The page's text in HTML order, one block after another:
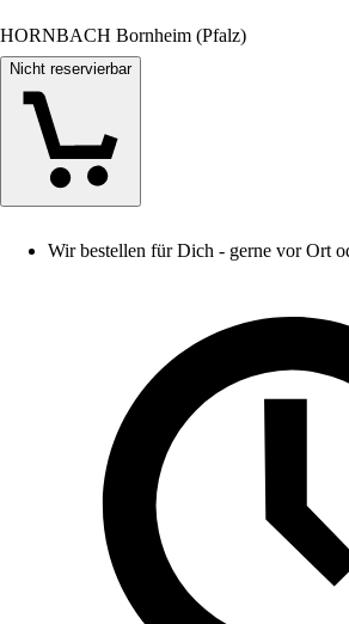
HORNBACH Bornheim (Pfalz)
Nicht reservierbar
Wir bestellen für Dich - gerne vor Ort